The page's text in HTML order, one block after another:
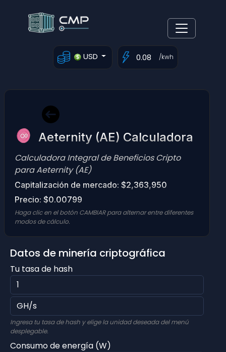
USD /kwh
Aeternity (AE) Calculadora
Calculadora Integral de Beneficios Cripto
para Aeternity (AE)
Capitalización de mercado: $2,363,950
Precio: $0.00799
Haga clic en el botón CAMBIAR para alternar entre diferentes
modos de cálculo.
Datos de minería criptográfica
Tu tasa de hash
Ingresa tu tasa de hash y elige la unidad deseada del menú
desplegable.
Consumo de energía (W)